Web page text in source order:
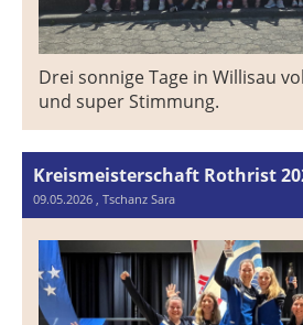
Drei sonnige Tage in Willisau
und super Stimmung.
Kreismeisterschaft Rothrist
09.05.2026 , Tschanz Sara